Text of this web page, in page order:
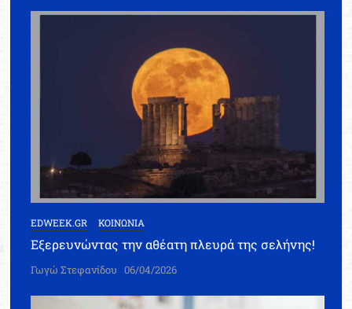
EDWEEK.GR ΚΟΙΝΩΝΙΑ
Εξερευνώντας την αθέατη πλευρά της σελήνης!
Γωγώ Στεφανίδου 06/04/2026